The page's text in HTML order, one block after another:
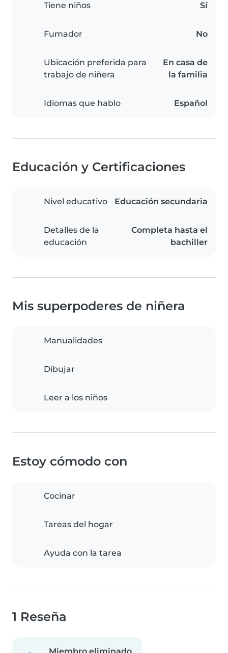
Tiene niños Sí
Fumador No
Ubicación preferida para
trabajo de niñera
En casa de
la familia
Idiomas que hablo Español
Educación y Certificaciones
Nivel educativo Educación secundaria
Detalles de la
educación
Completa hasta el
bachiller
Mis superpoderes de niñera
Manualidades
Dibujar
Leer a los niños
Estoy cómodo con
Cocinar
Tareas del hogar
Ayuda con la tarea
1 Reseña